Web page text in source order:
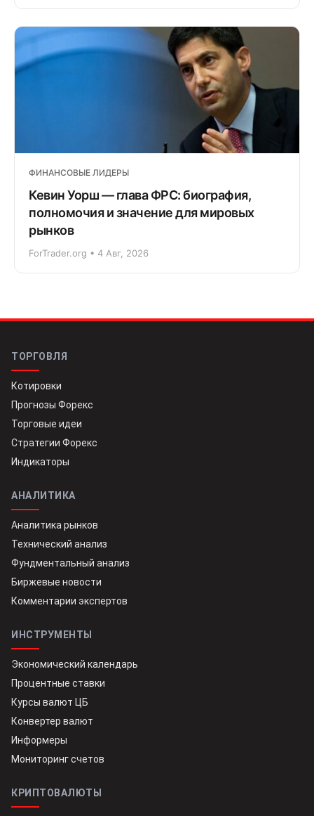
ФИНАНСОВЫЕ ЛИДЕРЫ
Кевин Уорш — глава ФРС: биография,
полномочия и значение для мировых
рынков
ForTrader.org • 4 Авг, 2026
ТОРГОВЛЯ
Котировки
Прогнозы Форекс
Торговые идеи
Стратегии Форекс
Индикаторы
АНАЛИТИКА
Аналитика рынков
Технический анализ
Фундментальный анализ
Биржевые новости
Комментарии экспертов
ИНСТРУМЕНТЫ
Экономический календарь
Процентные ставки
Курсы валют ЦБ
Конвертер валют
Информеры
Мониторинг счетов
КРИПТОВАЛЮТЫ